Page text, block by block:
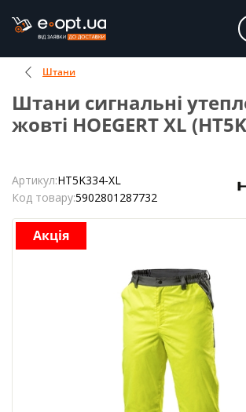
Штани
Штани сигнальні
жовті HOEGERT XL
Артикул:HT5K334-XL
Код товару:5902801287732
Акція